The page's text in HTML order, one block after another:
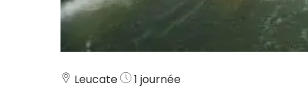
Leucate
1 journée